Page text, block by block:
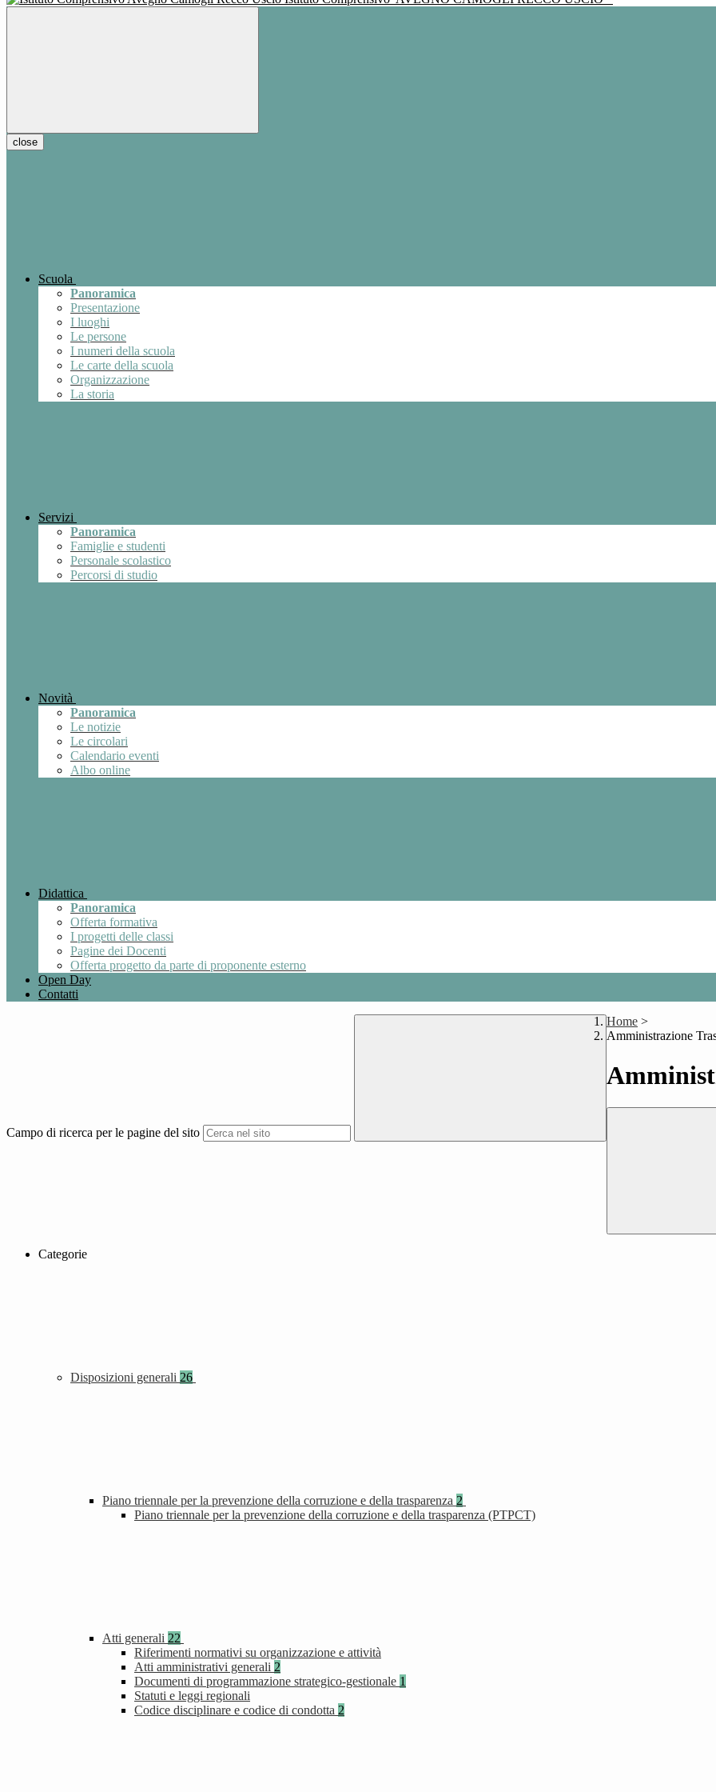
close
Scuola
Panoramica
Presentazione
I luoghi
Le persone
I numeri della scuola
Le carte della scuola
Organizzazione
La storia
Servizi
Panoramica
Famiglie e studenti
Personale scolastico
Percorsi di studio
Novità
Panoramica
Le notizie
Le circolari
Calendario eventi
Albo online
Didattica
Panoramica
Offerta formativa
I progetti delle classi
Pagine dei Docenti
Offerta progetto da parte di proponente esterno
Open Day
Contatti
Campo di ricerca per le pagine del sito
Home >
Amministrazione
Categorie
Disposizioni generali 26
Piano triennale per la prevenzione della corruzione e della trasparenza 2
Piano triennale per la prevenzione della corruzione e della trasparenza (PTPCT)
Atti generali 22
Riferimenti normativi su organizzazione e attività
Atti amministrativi generali 2
Documenti di programmazione strategico-gestionale 1
Statuti e leggi regionali
Codice disciplinare e codice di condotta 2